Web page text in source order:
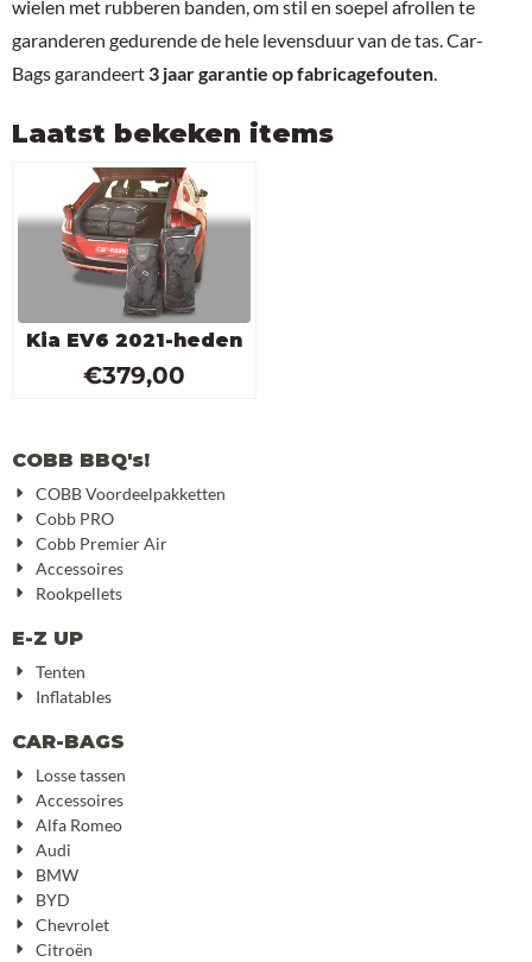
wielen met rubberen banden, om stil en soepel afrollen te
garanderen gedurende de hele levensduur van de tas. Car-
Bags garandeert 3 jaar garantie op fabricagefouten.
Laatst bekeken items
Kia EV6 2021-heden
€379,00
COBB BBQ's!
COBB Voordeelpakketten
Cobb PRO
Cobb Premier Air
Accessoires
Rookpellets
E-Z UP
Tenten
Inflatables
CAR-BAGS
Losse tassen
Accessoires
Alfa Romeo
Audi
BMW
BYD
Chevrolet
Citroën